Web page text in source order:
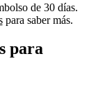
de 30 días.
para saber más.
para